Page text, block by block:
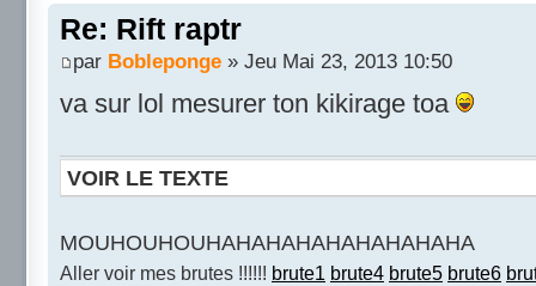
Re: Rift raptr
par Bobleponge » Jeu Mai 23, 2013 10:50
va sur lol mesurer ton kikirage toa
VOIR LE TEXTE
MOUHOUHOUHAHAHAHAHAHAHAHAHA
Aller voir mes brutes !!!!!! brute1 brute4 brute5 brute6